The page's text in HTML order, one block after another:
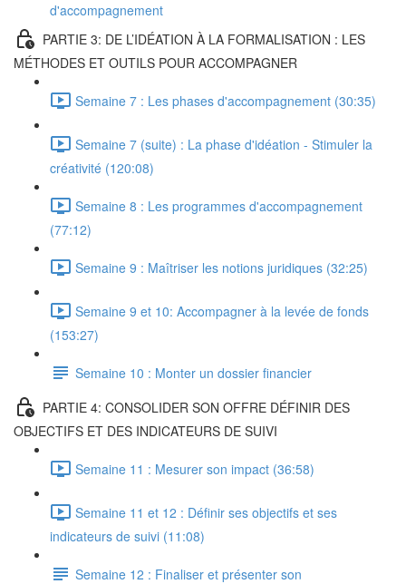
d'accompagnement
PARTIE 3: DE L’IDÉATION À LA FORMALISATION : LES
MÉTHODES ET OUTILS POUR ACCOMPAGNER
Semaine 7 : Les phases d'accompagnement (30:35)
Semaine 7 (suite) : La phase d'idéation - Stimuler la
créativité (120:08)
Semaine 8 : Les programmes d'accompagnement
(77:12)
Semaine 9 : Maîtriser les notions juridiques (32:25)
Semaine 9 et 10: Accompagner à la levée de fonds
(153:27)
Semaine 10 : Monter un dossier financier
PARTIE 4: CONSOLIDER SON OFFRE DÉFINIR DES
OBJECTIFS ET DES INDICATEURS DE SUIVI
Semaine 11 : Mesurer son impact (36:58)
Semaine 11 et 12 : Définir ses objectifs et ses
indicateurs de suivi (11:08)
Semaine 12 : Finaliser et présenter son